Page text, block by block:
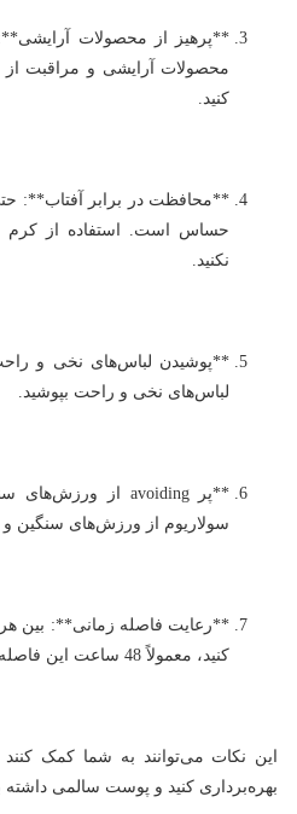
**پرهیز از محصولات آرایشی**:
محصولات آرایشی و مراقبت از
کنید.
**محافظت در برابر آفتاب**:
نکنید.
**پوشیدن لباس‌های نخی و
لباس‌های نخی و راحت بپوشید.
سولاریوم از ورزش‌های سنگین و
**رعایت فاصله زمانی**: بین
کنید، معمولاً 48 ساعت این فاصله توصیه می‌شود.
این نکات می‌توانند به شما کمک
بهره‌برداری کنید و پوست سالمی داشته